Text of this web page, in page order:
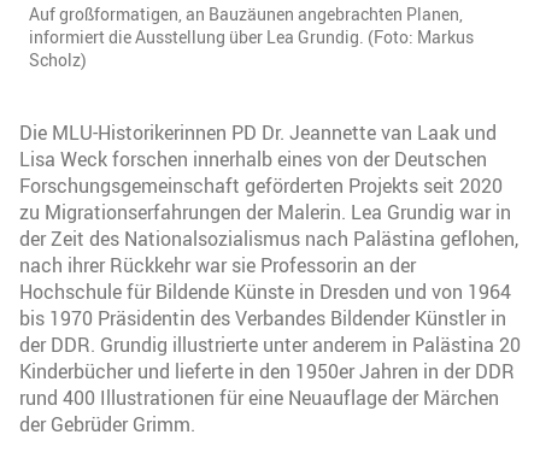
Auf großformatigen, an Bauzäunen angebrachten Planen,
informiert die Ausstellung über Lea Grundig. (Foto: Markus
Scholz)
Die MLU-Historikerinnen PD Dr. Jeannette van Laak und
Lisa Weck forschen innerhalb eines von der Deutschen
Forschungsgemeinschaft geförderten Projekts seit 2020
zu Migrationserfahrungen der Malerin. Lea Grundig war in
der Zeit des Nationalsozialismus nach Palästina geflohen,
nach ihrer Rückkehr war sie Professorin an der
Hochschule für Bildende Künste in Dresden und von 1964
bis 1970 Präsidentin des Verbandes Bildender Künstler in
der DDR. Grundig illustrierte unter anderem in Palästina 20
Kinderbücher und lieferte in den 1950er Jahren in der DDR
rund 400 Illustrationen für eine Neuauflage der Märchen
der Gebrüder Grimm.